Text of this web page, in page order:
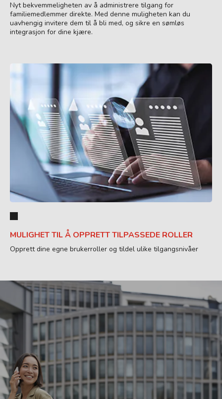
Nyt bekvemmeligheten av å administrere tilgang for
familiemedlemmer direkte. Med denne muligheten kan du
uavhengig invitere dem til å bli med, og sikre en sømløs
integrasjon for dine kjære.
MULIGHET TIL Å OPPRETT TILPASSEDE ROLLER
Opprett dine egne brukerroller og tildel ulike tilgangsnivåer